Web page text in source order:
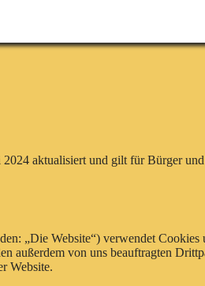
aktualisiert und gilt für Bürger
„Die Website“) verwendet
außerdem von uns beauftragten
Website.